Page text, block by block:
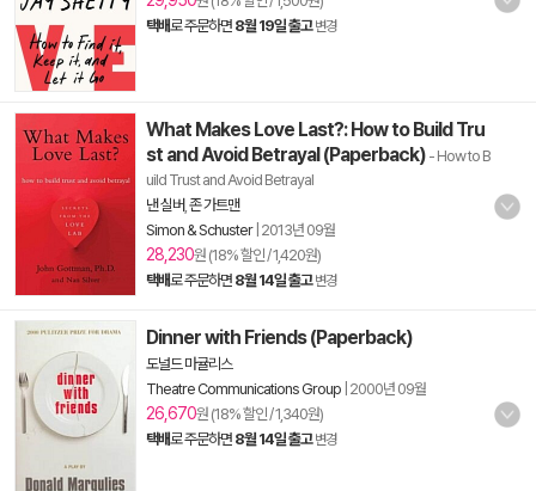
택배로 주문하면 8월 19일 출고 변경
What Makes Love Last?: How to Build Tru
st and Avoid Betrayal (Paperback) - How to B
uild Trust and Avoid Betrayal
낸 실버 존 가트맨
Simon & Schuster| 2013년 09월
28,230원 (18% 할인 / 1,420원)
택배로 주문하면 8월 14일 출고 변경
Dinner with Friends (Paperback)
도널드 마귤리스
Theatre Communications Group 2000년 09월
26,670원 (18% 할인 / 1,340원)
택배로 주문하면 8월 14일 출고 변경